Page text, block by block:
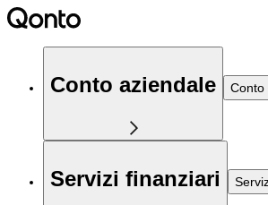
Conto aziendale Conto
Servizi finanziari